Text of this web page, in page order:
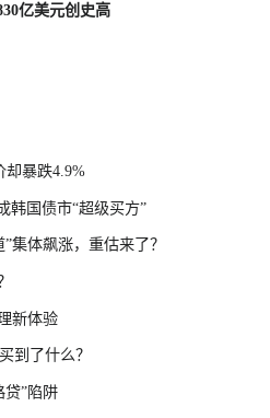
亿美元创史高
却暴跌4.9%
韩国债市“超级买方”
集体飙涨，重估来了？
新体验
到了什么？
贷”陷阱